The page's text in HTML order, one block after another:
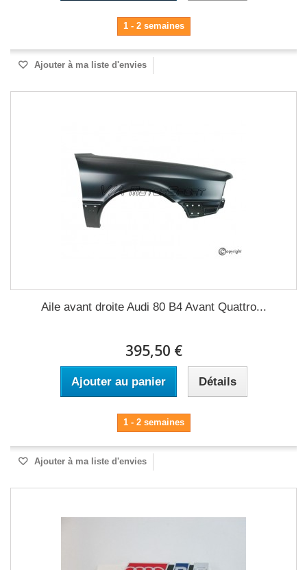
1 - 2 semaines
Ajouter à ma liste d'envies
Aile avant droite Audi 80 B4 Avant Quattro...
395,50 €
Ajouter au panier Détails
1 - 2 semaines
Ajouter à ma liste d'envies